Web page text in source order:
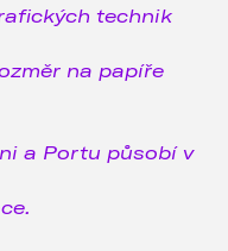
technik
na papíře
a Portu působí v